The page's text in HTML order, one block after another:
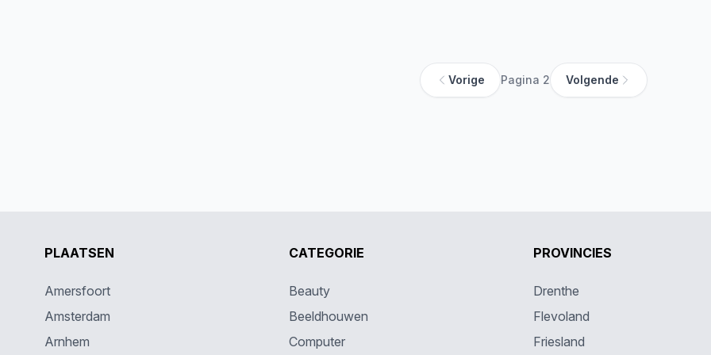
Vorige Pagina 2 Volgende
PLAATSEN
Amersfoort
Amsterdam
Arnhem
CATEGORIE
Beauty
Beeldhouwen
Computer
PROVINCIES
Drenthe
Flevoland
Friesland